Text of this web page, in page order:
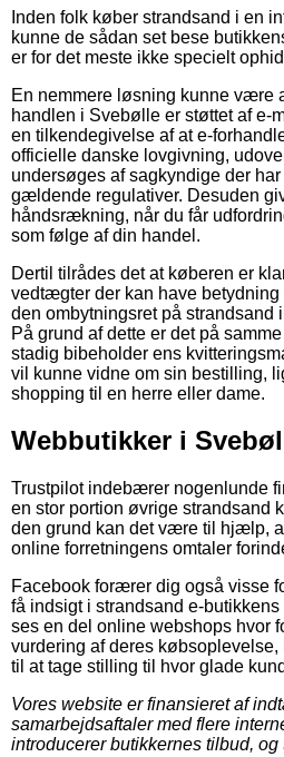
Inden folk køber strandsand i en
kunne de sådan set bese
er for det meste ikke specielt
En nemmere løsning kunne være
handlen i Svebølle er støttet af
en tilkendegivelse af at e-
officielle danske lovgivning,
undersøges af sagkyndige der
gældende regulativer. Desuden
håndsrækning, når du får
som følge af din handel.
Dertil tilrådes det at køberen er
vedtægter der kan have
den ombytningsret på strandsand
På grund af dette er det på
stadig bibeholder ens
vil kunne vidne om sin bestilling,
shopping til en herre eller dame.
Webbutikker i
Trustpilot indebærer nogenlunde
en stor portion øvrige strandsand
den grund kan det være til hjælp,
online forretningens omtaler
Facebook forærer dig også visse
få indsigt i strandsand e-
ses en del online webshops hvor
vurdering af deres
til at tage stilling til hvor glade
Vores website er finansieret af
samarbejdsaftaler med flere
introducerer butikkernes tilbud,